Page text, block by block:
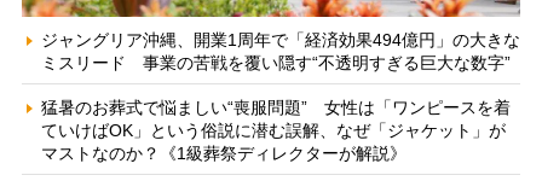
ジャングリア沖縄、開業1周年で「経済効果494億円」の大きな
ミスリード 事業の苦戦を覆い隠す“不透明すぎる巨大な数字”
猛暑のお葬式で悩ましい“喪服問題” 女性は「ワンピースを着
ていけばOK」という俗説に潜む誤解、なぜ「ジャケット」が
マストなのか？《1級葬祭ディレクターが解説》